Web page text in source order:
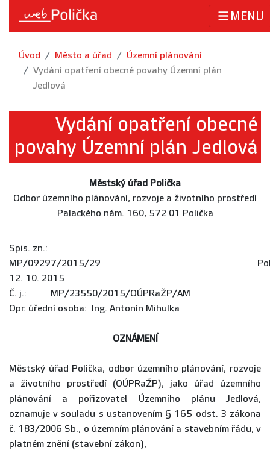
MENU
Úvod Město a úřad
Územní plánování
Vydání opatření obecné povahy Územní plán
Jedlová
Vydání opatření obecné
povahy Územní plán Jedlová
Městský úřad Polička
Odbor územního plánování, rozvoje a životního prostředí
Palackého nám. 160, 572 01 Polička
Spis. zn.:
MP/09297/2015/29
12. 10. 2015
Č. j.: MP/23550/2015/OÚPRaŽP/AM
Opr. úřední osoba: Ing. Antonín Mihulka
OZNÁMENÍ
Městský úřad Polička, odbor územního plánování, rozvoje
a životního prostředí (OÚPRaŽP), jako úřad územního
plánování a pořizovatel Územního plánu Jedlová,
oznamuje v souladu s ustanovením § 165 odst. 3 zákona
č. 183/2006 Sb., o územním plánování a stavebním řádu, v
platném znění (stavební zákon),